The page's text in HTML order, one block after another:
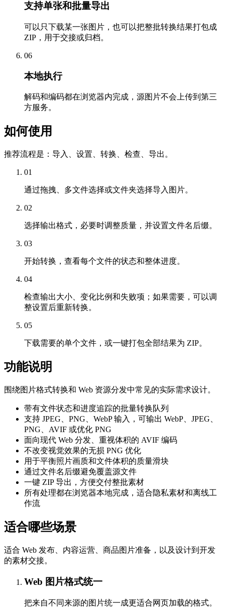
支持单张和批量导出
可以只下载某一张图片，也可以把整批转换结果打包成
ZIP，用于交接或归档。
06
本地执行
解码和编码都在浏览器内完成，源图片不会上传到第三
方服务。
如何使用
推荐流程是：导入、设置、转换、检查、导出。
01
通过拖拽、多文件选择或文件夹选择导入图片。
02
选择输出格式，必要时调整质量，并设置文件名后缀。
03
开始转换，查看每个文件的状态和整体进度。
04
检查输出大小、变化比例和失败项；如果需要，可以调
整设置后重新转换。
05
下载需要的单个文件，或一键打包全部结果为 ZIP。
功能说明
围绕图片格式转换和 Web 资源分发中常见的实际需求设计。
带有文件状态和进度追踪的批量转换队列
支持 JPEG、PNG、WebP 输入，可输出 WebP、JPEG、
PNG、AVIF 或优化 PNG
面向现代 Web 分发、重视体积的 AVIF 编码
不改变视觉效果的无损 PNG 优化
用于平衡照片画质和文件体积的质量滑块
通过文件名后缀避免覆盖源文件
一键 ZIP 导出，方便交付整批素材
所有处理都在浏览器本地完成，适合隐私素材和离线工
作流
适合哪些场景
适合 Web 发布、内容运营、商品图片准备，以及设计到开发
的素材交接。
Web 图片格式统一
把来自不同来源的图片统一成更适合网页加载的格式。